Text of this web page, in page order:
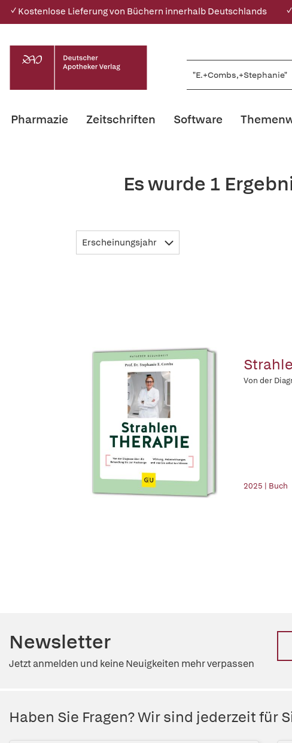
✓ Kostenlose Lieferung von Büchern innerhalb Deutschlands
Pharmazie Zeitschriften Software
Es wurde 1
Erscheinungsjahr
Von der
2025 | Buch
Newsletter
Jetzt anmelden und keine Neuigkeiten mehr verpassen
Haben Sie Fragen? Wir sind jederzeit für